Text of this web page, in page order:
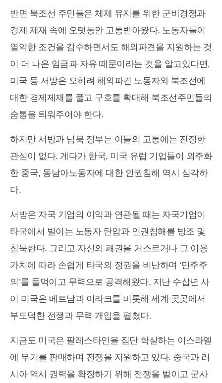
반면 북조선 주민들은 체제 유지를 위한 군비경쟁과
경제 제재 속에 오랫동안 고통받아왔다. 노동자들이
열악한 조건을 감수하면서도 해외파견을 지원하는 것
이 더 나은 임금과 자유 때문이라는 것을 알고있다면,
미국 등 서방은 오히려 해외파견 노동자와 북조선에
대한 경제제재를 풀고 구호를 확대해 북조선주민들의
숨통을 틔워주어야 한다.
하지만 서방과 남북 정부는 이들의 고통에는 진정한
관심이 없다. 게다가 한국, 미국 유럽 기업들이 외주화
한 중국, 동남아노동자에 대한 인권침해 역시 심각하
다.
서방은 자국 기업의 이익과 연관될 때는 자국기업이
타국에서 벌이는 노동자 탄압과 인권침해를 방조 및
침묵한다. 그리고 자신의 패권을 거스르거나 그 이용
가치에 따라 손쉽게 타국의 정권을 비난하며 ‘민주주
의’를 들먹이고 무력으로 공격해왔다. 지난 수십년 사
이 미국은 베트남과 이라크를 비롯해 세계 곳곳에서
부도덕한 전쟁과 무력 개입을 펼쳤다.
지금도 미국은 팔레스타인을 집단 학살하는 이스라엘
에 무기를 판매하며 전쟁을 지원하고 있다. 중국과 러
시아 역시 권력을 확장하기 위해 전쟁을 벌이고 군사